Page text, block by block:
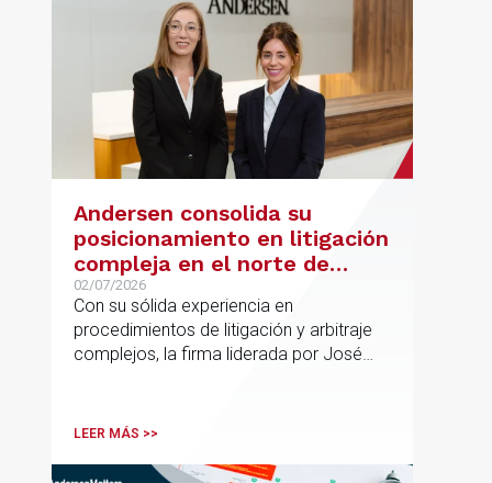
Andersen consolida su
posicionamiento en litigación
compleja en el norte de
España con la incorporación
de Rebeca Larena
02/07/2026
Con su sólida experiencia en
procedimientos de litigación y arbitraje
complejos, la firma liderada por José
posicionamiento en asesoramiento
LEER MÁS >>